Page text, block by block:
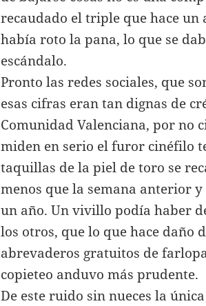
recaudado el triple que hace un
había roto la pana, lo que se
escándalo.
Pronto las redes sociales, que
esas cifras eran tan dignas de
Comunidad Valenciana, por no
miden en serio el furor cinéfilo
taquillas de la piel de toro se
menos que la semana anterior
un año. Un vivillo podía haber
los otros, que lo que hace daño
abrevaderos gratuitos de
copieteo anduvo más prudente.
De este ruido sin nueces la